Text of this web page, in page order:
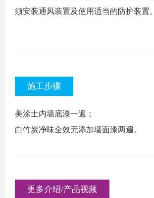
须安装通风装置及使用适当的防护装置。
施工步骤
美涂士内墙底漆一遍；
白竹炭净味全效无添加墙面漆两遍。
更多介绍/产品视频